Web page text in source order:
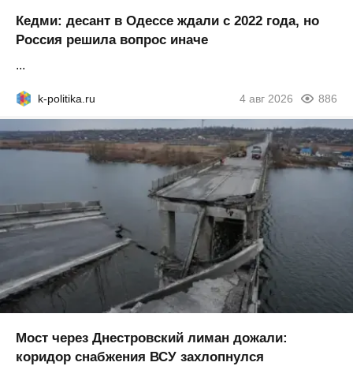
Кедми: десант в Одессе ждали с 2022 года, но
Россия решила вопрос иначе
...
k-politika.ru 4 авг 2026 886
Мост через Днестровский лиман дожали:
коридор снабжения ВСУ захлопнулся